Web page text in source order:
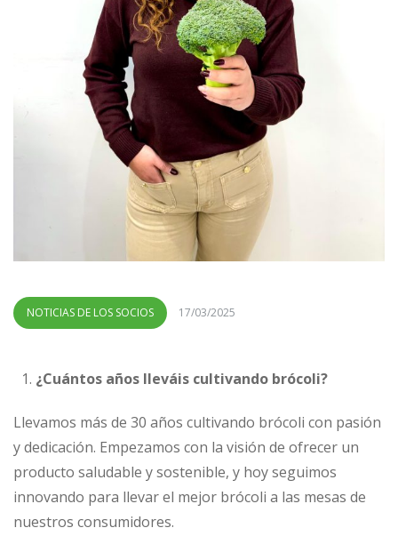
NOTICIAS DE LOS SOCIOS 17/03/2025
¿Cuántos años lleváis cultivando brócoli?
Llevamos más de 30 años cultivando brócoli con pasión
y dedicación. Empezamos con la visión de ofrecer un
producto saludable y sostenible, y hoy seguimos
innovando para llevar el mejor brócoli a las mesas de
nuestros consumidores.